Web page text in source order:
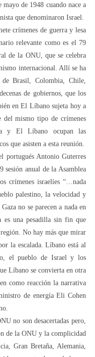
de 1948 cuando nace a
que denominaron Israel.
crímenes de guerra y lesa
relevante como es el 79
de la ONU, que se celebra
internacional. Allí se ha
Brasil, Colombia, Chile,
de gobiernos, que los
en El Líbano sujeta hoy a
del mismo tipo de crímenes
y El Líbano ocupan las
que asisten a esta reunión.
portugués Antonio Guterres
sesión anual de la Asamblea
crímenes israelíes “…nada
palestino, la velocidad y
no se parecen a nada en
es una pesadilla sin fin que
No hay más que mirar
la escalada. Líbano está al
el pueblo de Israel y los
Líbano se convierta en otra
como reacción la narrativa
de energía Eli Cohen
no son desacertadas pero,
de la ONU y la complicidad
Gran Bretaña, Alemania,